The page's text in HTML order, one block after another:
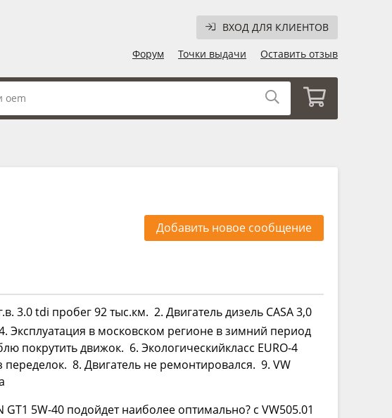
ВХОД ДЛЯ КЛИЕНТОВ
Форум
Точки выдачи Оставить отзыв
Добавить новое сообщение
3.0 tdi пробег 92 тыс.км. 2. Двигатель дизель CASA 3,0
в московском регионе в зимний период
покрутить движок. 6. Экологическийкласс EURO-4
8. Двигатель не ремонтировался. 9. VW
GT1 5W-40 подойдет наиболее оптимально? с VW505.01